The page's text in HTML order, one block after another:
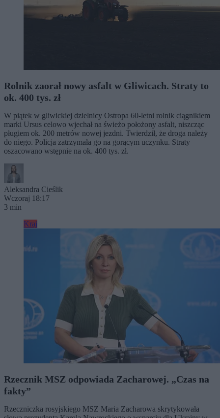
Rolnik zaorał nowy asfalt w Gliwicach. Straty to
ok. 400 tys. zł
W piątek w gliwickiej dzielnicy Ostropa 60-letni rolnik ciągnikiem
marki Ursus celowo wjechał na świeżo położony asfalt, niszcząc
pługiem ok. 200 metrów nowej jezdni. Twierdził, że droga należy
do niego. Policja zatrzymała go na gorącym uczynku. Straty
oszacowano wstępnie na ok. 400 tys. zł.
Aleksandra Cieślik
Wczoraj 18:17
3 min
Kraj
Rzecznik MSZ odpowiada Zacharowej. „Czas na
fakty”
Rzeczniczka rosyjskiego MSZ Maria Zacharowa skrytykowała